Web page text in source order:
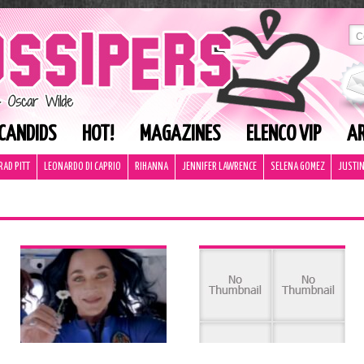
HOT! MAGAZINES ELENCO VIP
PITT LEONARDO DI CAPRIO RIHANNA JENNIFER LAWRENCE SELENA GOMEZ